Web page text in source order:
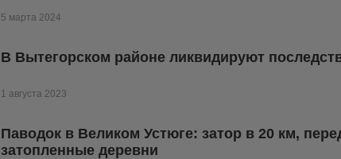
5 марта 2024
В Вытегорском районе ликвидируют
1 августа 2023
Паводок в Великом Устюге: затор в 20 км,
затопленные деревни